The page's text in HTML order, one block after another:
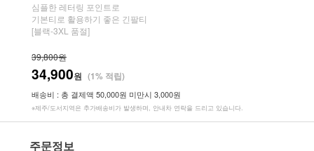
심플한 레터링 포인트로
기본티로 활용하기 좋은 긴팔티
[블랙-3XL 품절]
39,800원
34,900원 (1% 적립)
배송비 : 총 결제액 50,000원 미만시 3,000원
※제주/도서지역은 추가배송비가 발생하며, 안내차 연락을 드리고 있습니다.
주문정보